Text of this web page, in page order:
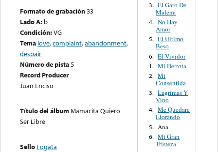
Formato de grabación33
Lado A: b
Condición:VG
Tema love,complaint,abandonment,
despair
Número de pista5
Record Producer
Juan Enciso
Título del álbumMamacita Quiero
Ser Libre
Sello Fogata
3. El Gato De
Malena
4. No Hay
Amor
5. El Ultimo
Beso
6. El Vividor
1. Mi Derrota
2. Mi
Consentida
3. Lagrimas Y
Vino
4. Me Quedare
Llorando
5. Ana
6. Mi Gran
Tristeza